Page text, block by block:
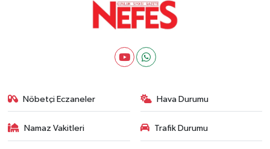
Nöbetçi Eczaneler Hava Durumu
Namaz Vakitleri Trafik Durumu